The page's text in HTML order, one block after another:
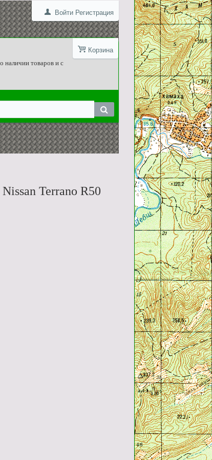
Войти Регистрация
Корзина
наличии товаров и с
Terrano R50